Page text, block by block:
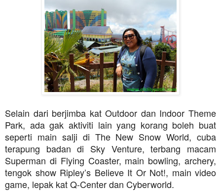
Selain dari berjimba kat Outdoor dan Indoor Theme
Park, ada gak aktiviti lain yang korang boleh buat
seperti main salji di The New Snow World, cuba
terapung badan di Sky Venture, terbang macam
Superman di Flying Coaster, main bowling, archery,
tengok show Ripley’s Believe It Or Not!, main video
game, lepak kat Q-Center dan Cyberworld.